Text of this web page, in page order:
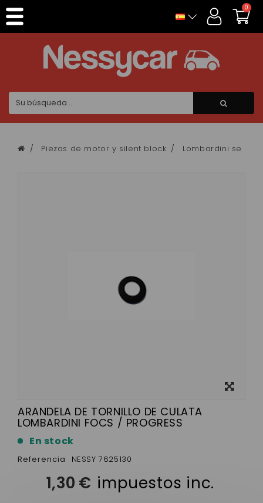
0
Piezas de motor y silent block Lombardini se
ARANDELA DE TORNILLO DE CULATA
LOMBARDINI FOCS / PROGRESS
En stock
Referencia NESSY 7625130
1,30 € impuestos inc.
Panel de gestión de cookies